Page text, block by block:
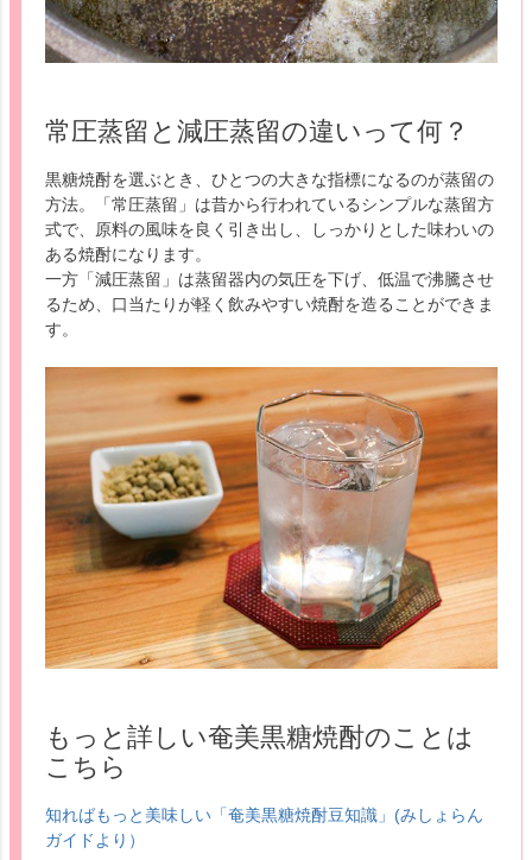
常圧蒸留と減圧蒸留の違いって何？
黒糖焼酎を選ぶとき、ひとつの大きな指標になるのが蒸留の
方法。「常圧蒸留」は昔から行われているシンプルな蒸留方
式で、原料の風味を良く引き出し、しっかりとした味わいの
ある焼酎になります。
一方「減圧蒸留」は蒸留器内の気圧を下げ、低温で沸騰させ
るため、口当たりが軽く飲みやすい焼酎を造ることができま
す。
もっと詳しい奄美黒糖焼酎のことは
こちら
知ればもっと美味しい「奄美黒糖焼酎豆知識」(みしょらん
ガイドより）